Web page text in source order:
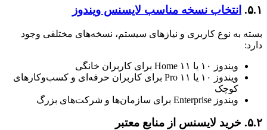
۵.۱. انتخاب نسخه مناسب لایسنس ویندوز
بسته به نوع کاربری و نیازهای سیستم، نسخه‌های مختلفی وجود
دارد:
ویندوز ۱۰ یا ۱۱ Home برای کاربران خانگی
ویندوز ۱۰ یا ۱۱ Pro برای کاربران حرفه‌ای و کسب‌وکارهای
کوچک
ویندوز Enterprise برای سازمان‌ها و شرکت‌های بزرگ
۵.۲. خرید لایسنس از منابع معتبر